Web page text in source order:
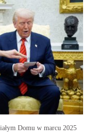
Domu w marcu 2025